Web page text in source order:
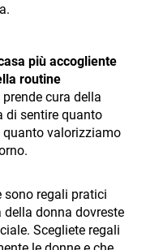
più accogliente
routine
cura della
di sentire quanto
quanto valorizziamo
sono regali pratici
della donna dovreste
Scegliete regali